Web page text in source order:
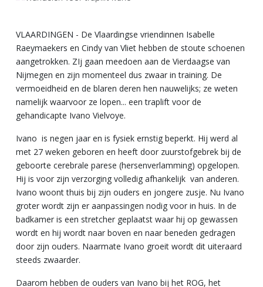
VLAARDINGEN - De Vlaardingse vriendinnen Isabelle
Raeymaekers en Cindy van Vliet hebben de stoute schoenen
aangetrokken. ZIj gaan meedoen aan de Vierdaagse van
Nijmegen en zijn momenteel dus zwaar in training. De
vermoeidheid en de blaren deren hen nauwelijks; ze weten
namelijk waarvoor ze lopen... een traplift voor de
gehandicapte Ivano Vielvoye.
Ivano is negen jaar en is fysiek ernstig beperkt. Hij werd al
met 27 weken geboren en heeft door zuurstofgebrek bij de
geboorte cerebrale parese (hersenverlamming) opgelopen.
Hij is voor zijn verzorging volledig afhankelijk van anderen.
Ivano woont thuis bij zijn ouders en jongere zusje. Nu Ivano
groter wordt zijn er aanpassingen nodig voor in huis. In de
badkamer is een stretcher geplaatst waar hij op gewassen
wordt en hij wordt naar boven en naar beneden gedragen
door zijn ouders. Naarmate Ivano groeit wordt dit uiteraard
steeds zwaarder.
Daarom hebben de ouders van Ivano bij het ROG, het